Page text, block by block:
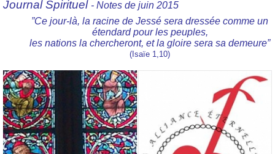
Journal Spirituel - Notes de juin 2015
”Ce jour-là, la racine de Jessé sera dressée comme un
étendard pour les peuples,
les nations la chercheront, et la gloire sera sa demeure”
(Isaïe 1,10)